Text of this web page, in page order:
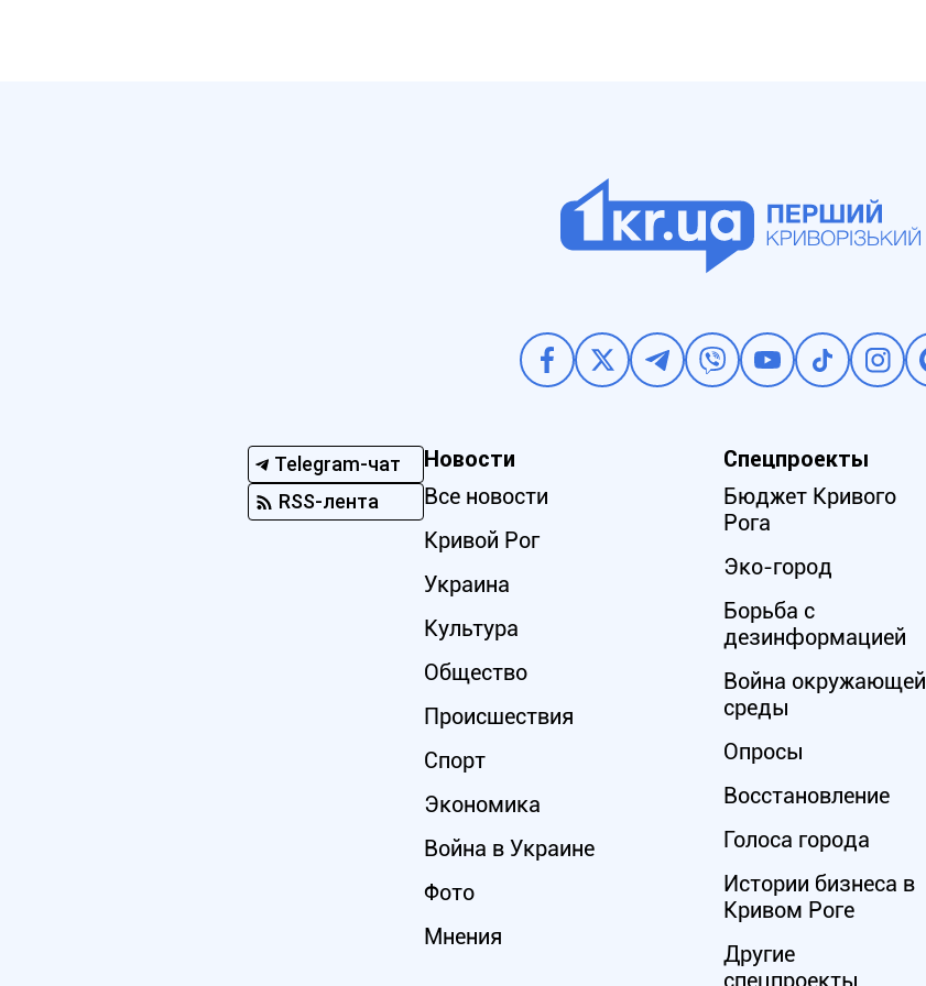
Telegram-чат
RSS-лента
Новости
Все новости
Кривой Рог
Украина
Культура
Общество
Происшествия
Спорт
Экономика
Война в Украине
Фото
Мнения
Спецпроекты
Бюджет Кривого
Рога
Эко-город
Борьба с
дезинформацией
Война окружающей
среды
Опросы
Восстановление
Голоса города
Истории бизнеса в
Кривом Роге
Другие
спецпроекты